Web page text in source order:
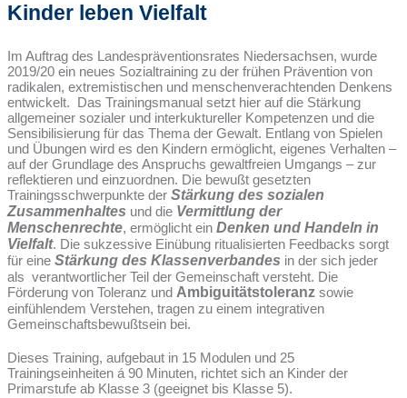
Kinder leben Vielfalt
Im Auftrag des Landespräventionsrates Niedersachsen, wurde
2019/20 ein neues Sozialtraining zu der frühen Prävention von
radikalen, extremistischen und menschenverachtenden Denkens
entwickelt. Das Trainingsmanual setzt hier auf die Stärkung
allgemeiner sozialer und interkuktureller Kompetenzen und die
Sensibilisierung für das Thema der Gewalt. Entlang von Spielen
und Übungen wird es den Kindern ermöglicht, eigenes Verhalten –
auf der Grundlage des Anspruchs gewaltfreien Umgangs – zur
reflektieren und einzuordnen. Die bewußt gesetzten
Trainingsschwerpunkte der Stärkung des sozialen
Zusammenhaltes und die Vermittlung der
Menschenrechte, ermöglicht ein Denken und Handeln in
Vielfalt. Die sukzessive Einübung ritualisierten Feedbacks sorgt
für eine Stärkung des Klassenverbandes in der sich jeder
als verantwortlicher Teil der Gemeinschaft versteht. Die
Förderung von Toleranz und Ambiguitätstoleranz sowie
einfühlendem Verstehen, tragen zu einem integrativen
Gemeinschaftsbewußtsein bei.
Dieses Training, aufgebaut in 15 Modulen und 25
Trainingseinheiten á 90 Minuten, richtet sich an Kinder der
Primarstufe ab Klasse 3 (geeignet bis Klasse 5).